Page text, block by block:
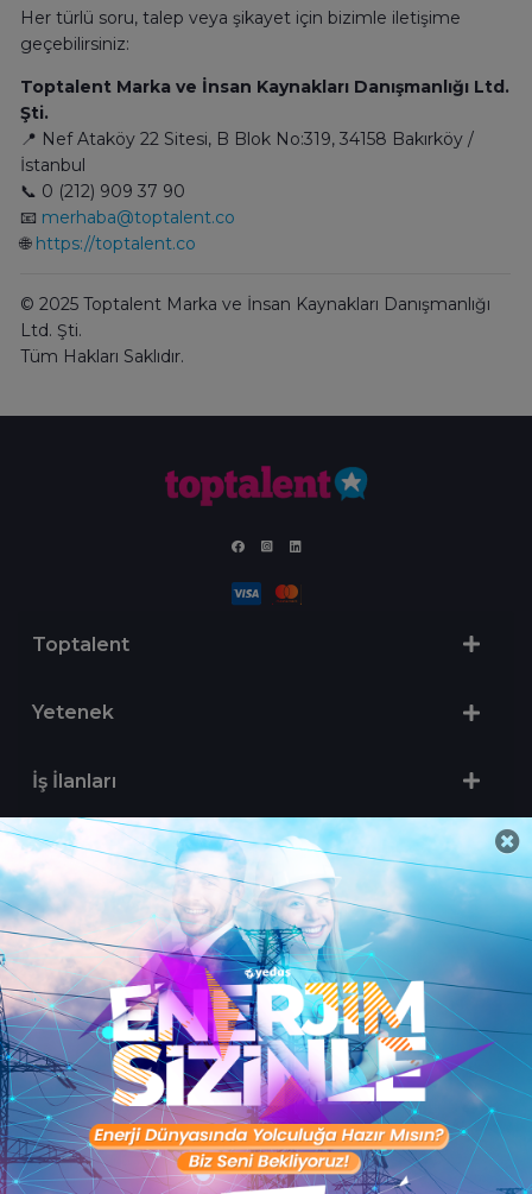
Her türlü soru, talep veya şikayet için bizimle iletişime
geçebilirsiniz:
Toptalent Marka ve İnsan Kaynakları Danışmanlığı Ltd.
Şti.
📍 Nef Ataköy 22 Sitesi, B Blok No:319, 34158 Bakırköy /
İstanbul
📞 0 (212) 909 37 90
📧 merhaba@toptalent.co
🌐 https://toptalent.co
© 2025 Toptalent Marka ve İnsan Kaynakları Danışmanlığı
Ltd. Şti.
Tüm Hakları Saklıdır.
Toptalent
Yetenek
İş İlanları
Sertifika Programları
Yetenek Testleri
İşveren
Toptalent Marka ve İnsan Kaynakları Danışmanlığı Limited Şirketi Özel İstihdam Bürosu